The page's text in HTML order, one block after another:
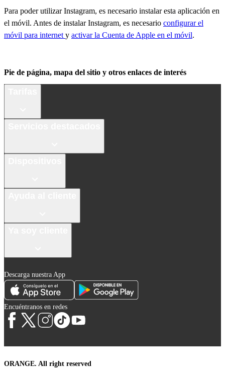
Para poder utilizar Instagram, es necesario instalar esta aplicación en
el móvil. Antes de instalar Instagram, es necesario configurar el
móvil para internet y activar la Cuenta de Apple en el móvil.
Pie de página, mapa del sitio y otros enlaces de interés
Descarga nuestra App
Encuéntranos en redes
ORANGE. All right reserved